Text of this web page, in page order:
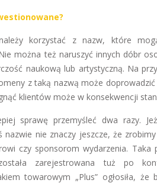
korzystać z nazw, które
można też naruszyć innych dóbr
naukową lub artystyczną. Na
z taką nazwą może
klientów może w konsekwencji
sprawę przemyśleć dwa razy.
nazwie nie znaczy jeszcze, że
czy sponsorom wydarzenia. Taka
zarejestrowana tuż po
towarowym „Plus” ogłosiła,